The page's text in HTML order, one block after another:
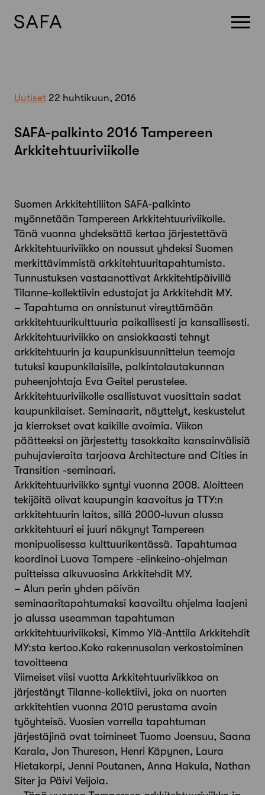
Uutiset 22 huhtikuun, 2016
SAFA-palkinto 2016 Tampereen
Arkkitehtuuriviikolle
Suomen Arkkitehtiliiton SAFA-palkinto
myönnetään Tampereen Arkkitehtuuriviikolle.
Tänä vuonna yhdeksättä kertaa järjestettävä
Arkkitehtuuriviikko on noussut yhdeksi Suomen
merkittävimmistä arkkitehtuuritapahtumista.
Tunnustuksen vastaanottivat Arkkitehtipäivillä
Tilanne-kollektiivin edustajat ja Arkkitehdit MY.
– Tapahtuma on onnistunut vireyttämään
arkkitehtuurikulttuuria paikallisesti ja kansallisesti.
Arkkitehtuuriviikko on ansiokkaasti tehnyt
arkkitehtuurin ja kaupunkisuunnittelun teemoja
tutuksi kaupunkilaisille, palkintolautakunnan
puheenjohtaja Eva Geitel perustelee.
Arkkitehtuuriviikolle osallistuvat vuosittain sadat
kaupunkilaiset. Seminaarit, näyttelyt, keskustelut
ja kierrokset ovat kaikille avoimia. Viikon
päätteeksi on järjestetty tasokkaita kansainvälisiä
puhujavieraita tarjoava Architecture and Cities in
Transition -seminaari.
Arkkitehtuuriviikko syntyi vuonna 2008. Aloitteen
tekijöitä olivat kaupungin kaavoitus ja TTY:n
arkkitehtuurin laitos, sillä 2000-luvun alussa
arkkitehtuuri ei juuri näkynyt Tampereen
monipuolisessa kulttuurikentässä. Tapahtumaa
koordinoi Luova Tampere -elinkeino-ohjelman
puitteissa alkuvuosina Arkkitehdit MY.
– Alun perin yhden päivän
seminaaritapahtumaksi kaavailtu ohjelma laajeni
jo alussa useamman tapahtuman
arkkitehtuuriviikoksi, Kimmo Ylä-Anttila Arkkitehdit
MY:sta kertoo.Koko rakennusalan verkostoiminen
tavoitteena
Viimeiset viisi vuotta Arkkitehtuuriviikkoa on
järjestänyt Tilanne-kollektiivi, joka on nuorten
arkkitehtien vuonna 2010 perustama avoin
työyhteisö. Vuosien varrella tapahtuman
järjestäjinä ovat toimineet Tuomo Joensuu, Saana
Karala, Jon Thureson, Henri Käpynen, Laura
Hietakorpi, Jenni Poutanen, Anna Hakula, Nathan
Siter ja Päivi Veijola.